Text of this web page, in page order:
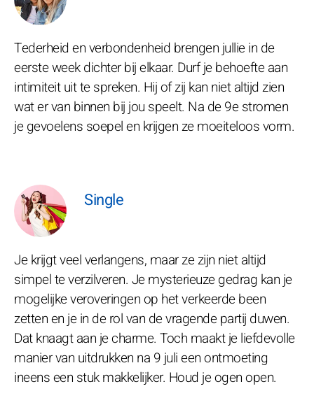
Tederheid en verbondenheid brengen jullie in de
eerste week dichter bij elkaar. Durf je behoefte aan
intimiteit uit te spreken. Hij of zij kan niet altijd zien
wat er van binnen bij jou speelt. Na de 9e stromen
je gevoelens soepel en krijgen ze moeiteloos vorm.
Single
Je krijgt veel verlangens, maar ze zijn niet altijd
simpel te verzilveren. Je mysterieuze gedrag kan je
mogelijke veroveringen op het verkeerde been
zetten en je in de rol van de vragende partij duwen.
Dat knaagt aan je charme. Toch maakt je liefdevolle
manier van uitdrukken na 9 juli een ontmoeting
ineens een stuk makkelijker. Houd je ogen open.